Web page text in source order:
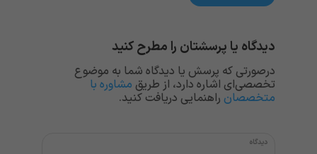
دیدگاه یا پرسشتان را مطرح کنید
درصورتی که پرسش یا دیدگاه شما به موضوع
تخصصی‌ای اشاره دارد، از طریق مشاوره با
متخصصان راهنمایی دریافت کنید.